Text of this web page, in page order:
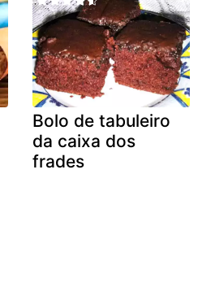
Bolo de tabuleiro
da caixa dos
frades